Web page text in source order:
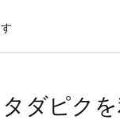
タダピク